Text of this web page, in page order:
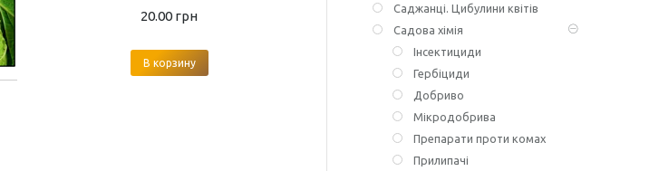
20.00 грн
В корзину
Саджанці. Цибулини квітів
Садова хімія
Інсектициди
Гербіциди
Добриво
Мікродобрива
Препарати проти комах
Прилипачі